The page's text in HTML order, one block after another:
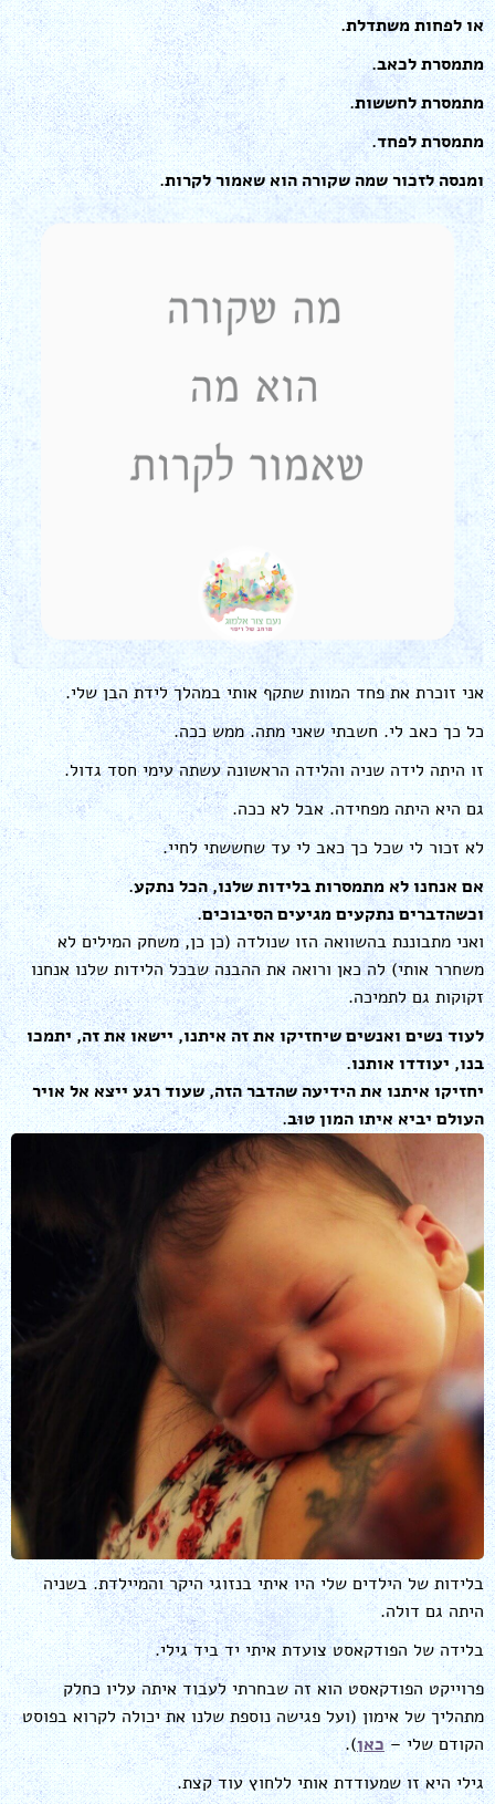
או לפחות משתדלת.
מתמסרת לכאב.
מתמסרת לחששות.
מתמסרת לפחד.
ומנסה לזכור שמה שקורה הוא שאמור לקרות.
אני זוכרת את פחד המוות שתקף אותי במהלך לידת הבן שלי.
כל כך כאב לי. חשבתי שאני מתה. ממש ככה.
זו היתה לידה שניה והלידה הראשונה עשתה עימי חסד גדול.
גם היא היתה מפחידה. אבל לא ככה.
לא זכור לי שכל כך כאב לי עד שחששתי לחיי.
אם אנחנו לא מתמסרות בלידות שלנו, הכל נתקע.
וכשהדברים נתקעים מגיעים הסיבוכים.
ואני מתבוננת בהשוואה הזו שנולדה (כן כן, משחק המילים לא
משחרר אותי) לה כאן ורואה את ההבנה שבכל הלידות שלנו אנחנו
זקוקות גם לתמיכה.
לעוד נשים ואנשים שיחזיקו את זה איתנו, יישאו את זה, יתמכו
בנו, יעודדו אותנו.
יחזיקו איתנו את הידיעה שהדבר הזה, שעוד רגע ייצא אל אויר
העולם יביא איתו המוןטוּב.
בלידות של הילדים שלי היו איתי בנזוגי היקר והמיילדת. בשניה
היתה גם דולה.
בלידה של הפודקאסט צועדת איתי יד ביד גילי.
פרוייקט הפודקאסט הוא זה שבחרתי לעבוד איתה עליו כחלק
מתהליך של אימון (ועל פגישה נוספת שלנו את יכולה לקרוא בפוסט
הקודם שלי –כאן).
גילי היא זו שמעודדת אותי ללחוץ עוד קצת.